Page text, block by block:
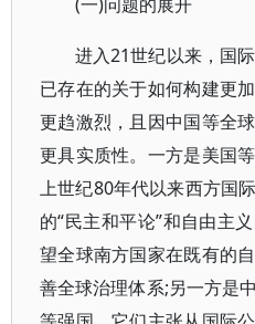
进入21世纪以来，国
已存在的关于如何构建更
更趋激烈，且因中国等全
更具实质性。一方是美国
上世纪80年代以来西方国
的“民主和平论”和自由主
望全球南方国家在既有的
善全球治理体系;另一方是